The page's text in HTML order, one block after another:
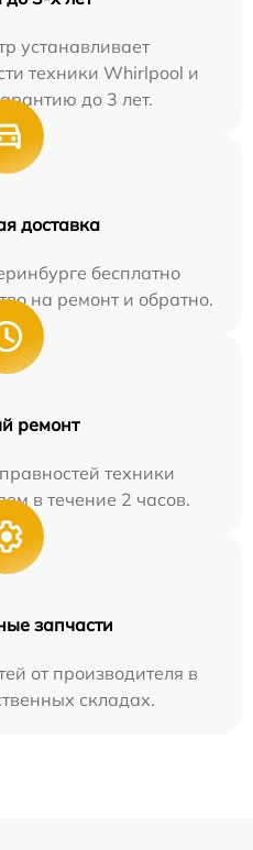
устанавливает
техники Whirlpool и
до 3 лет.
доставка
бесплатно
на ремонт и обратно.
ремонт
техники
в течение 2 часов.
запчасти
от производителя в
складах.